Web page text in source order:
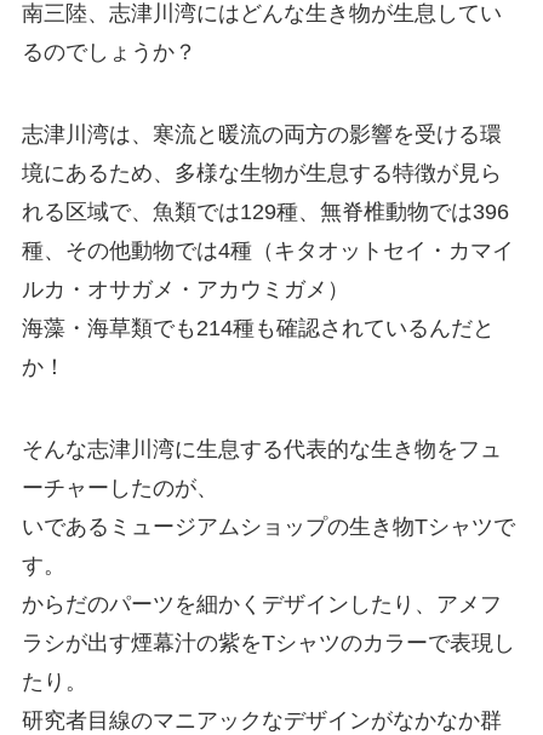
南三陸、志津川湾にはどんな生き物が生息してい
るのでしょうか？
志津川湾は、寒流と暖流の両方の影響を受ける環
境にあるため、多様な生物が生息する特徴が見ら
れる区域で、魚類では129種、無脊椎動物では396
種、その他動物では4種（キタオットセイ・カマイ
ルカ・オサガメ・アカウミガメ）
海藻・海草類でも214種も確認されているんだと
か！
そんな志津川湾に生息する代表的な生き物をフュ
ーチャーしたのが、
いであるミュージアムショップの生き物Tシャツで
す。
からだのパーツを細かくデザインしたり、 アメフ
ラシが出す煙幕汁の紫をTシャツのカラーで表現し
たり。
研究者目線のマニアックなデザインがなかなか群